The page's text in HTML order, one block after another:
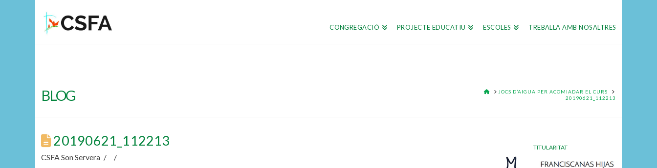
CONGREGACIÓ PROJECTE EDUCATIU ESCOLES TREBALLA AMB NOSALTRES
BLOG HOMEJOCS D’AIGUA PER ACOMIADAR EL CURS
20190621_112213
20190621_112213
CSFA Son Servera
TITULARITAT